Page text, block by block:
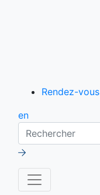
Rendez-vous
en
Rechercher